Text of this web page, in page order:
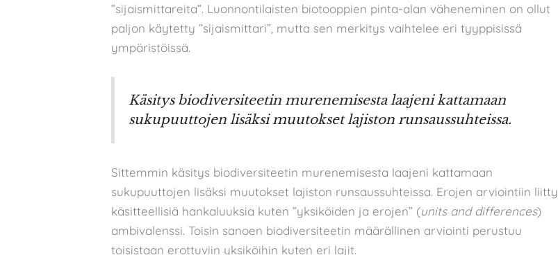
”sijaismittareita”. Luonnontilaisten biotooppien pinta-alan väheneminen on ollut
paljon käytetty ”sijaismittari”, mutta sen merkitys vaihtelee eri tyyppisissä
ympäristöissä.
Käsitys biodiversiteetin murenemisesta laajeni kattamaan
sukupuuttojen lisäksi muutokset lajiston runsaussuhteissa.
Sittemmin käsitys biodiversiteetin murenemisesta laajeni kattamaan
sukupuuttojen lisäksi muutokset lajiston runsaussuhteissa. Erojen arviointiin
käsitteellisiä hankaluuksia kuten ”yksiköiden ja erojen” (units and differences)
ambivalenssi. Toisin sanoen biodiversiteetin määrällinen arviointi perustuu
toisistaan erottuviin yksiköihin kuten eri lajit.